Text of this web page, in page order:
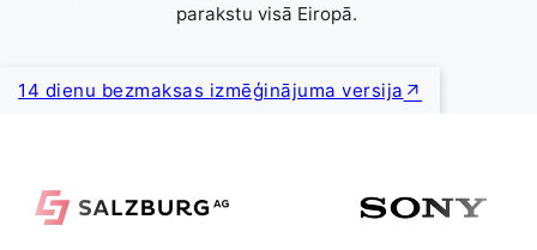
parakstu visā Eiropā.
14 dienu bezmaksas izmēģinājuma versija